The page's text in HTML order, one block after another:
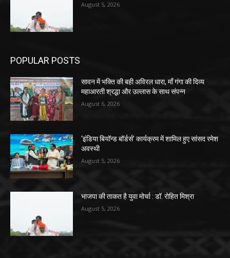
August 5, 2026
POPULAR POSTS
सावन में भक्ति की बही अविरल धारा, माँ गंगा की दिव्य
महाआरती श्रद्धा और उल्लास के साथ संपन्न
August 6, 2026
‘इंडिया बियॉन्ड बॉर्डर्स’ कार्यक्रम में शामिल हुए सांसद रमेश
अवस्थी
August 5, 2026
भाजपा की ताकत है युवा मोर्चा : डॉ. रोहित मिश्रा
August 5, 2026